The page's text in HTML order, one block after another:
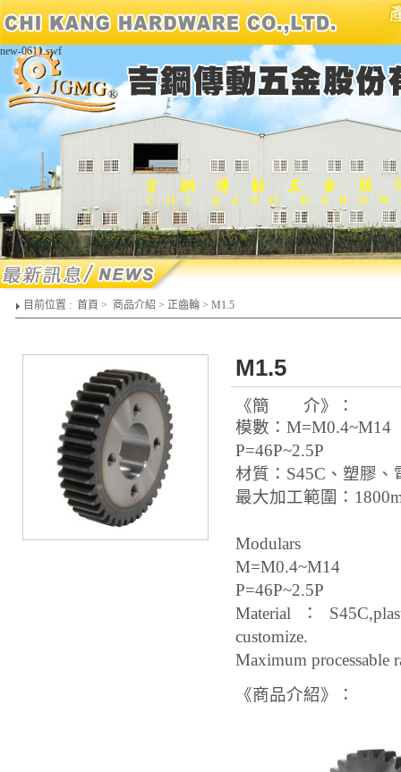
new-0611.swf
目前位置 : 首頁 > 商品介紹 > 正齒輪 > M1.5
M1.5
《簡 介》：
模數：M=M0.4~M14
P=46P~2.5P
材質：S45C、塑膠
最大加工範圍：
Modulars
M=M0.4~M14
P=46P~2.5P
Material：
customize.
Maximum processable
《商品介紹》：